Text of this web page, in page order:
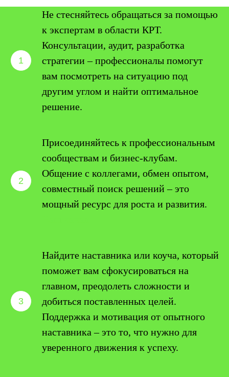
Не стесняйтесь обращаться за помощью
к экспертам в области КРТ.
Консультации, аудит, разработка
стратегии – профессионалы помогут
вам посмотреть на ситуацию под
другим углом и найти оптимальное
решение.
Присоединяйтесь к профессиональным
сообществам и бизнес-клубам.
Общение с коллегами, обмен опытом,
совместный поиск решений – это
мощный ресурс для роста и развития.
Найдите наставника или коуча, который
поможет вам сфокусироваться на
главном, преодолеть сложности и
добиться поставленных целей.
Поддержка и мотивация от опытного
наставника – это то, что нужно для
уверенного движения к успеху.